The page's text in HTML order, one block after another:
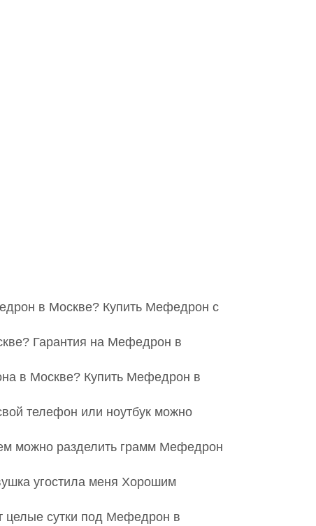
в Москве? Купить Мефедрон с
Гарантия на Мефедрон в
в Москве? Купить Мефедрон в
телефон или ноутбук можно
можно разделить грамм Мефедрон
угостила меня Хорошим
целые сутки под Мефедрон в